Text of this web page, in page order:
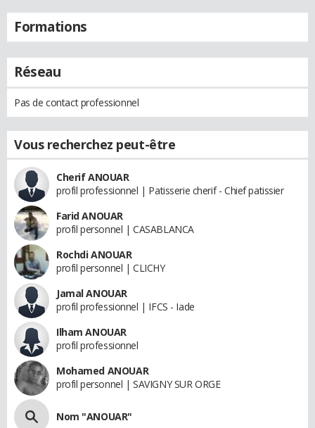
Formations
Réseau
Pas de contact professionnel
Vous recherchez peut-être
Cherif ANOUAR
profil professionnel | Patisserie cherif - Chief patissier
Farid ANOUAR
profil personnel | CASABLANCA
Rochdi ANOUAR
profil personnel | CLICHY
Jamal ANOUAR
profil professionnel | IFCS - Iade
Ilham ANOUAR
profil professionnel
Mohamed ANOUAR
profil personnel | SAVIGNY SUR ORGE
Nom "ANOUAR"